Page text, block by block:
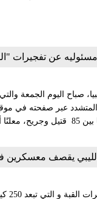
عن تفجيرات
صباح اليوم الجمعة
عبر صفحته في
أنه...
يقصف معسكرين
قصف